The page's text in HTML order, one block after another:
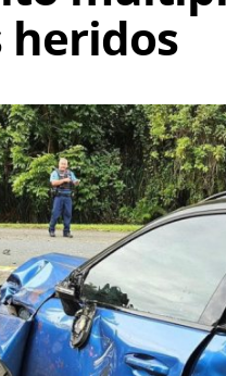
heridos